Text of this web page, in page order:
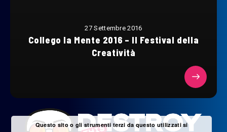
27 Settembre 2016
Collego la Mente 2016 – Il Festival della
Creatività
Questo sito o gli strumenti terzi da questo utilizzati si